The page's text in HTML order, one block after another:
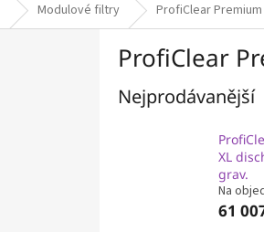
Modulové filtry ProfiClear Premium
ProfiClear
Nejprodávanější
XL
grav.
Na
61